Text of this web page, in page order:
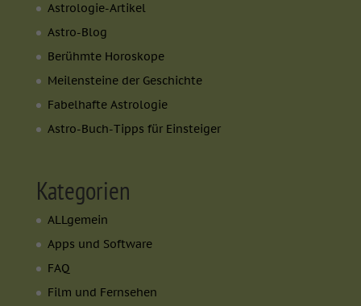
Astrologie-Artikel
Astro-Blog
Berühmte Horoskope
Meilensteine der Geschichte
Fabelhafte Astrologie
Astro-Buch-Tipps für Einsteiger
Kategorien
ALLgemein
Apps und Software
FAQ
Film und Fernsehen